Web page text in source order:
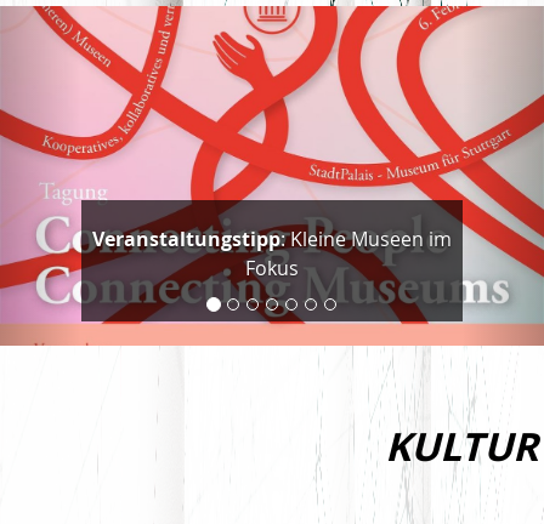
Veranstaltungstipp: Kleine Museen im
Fokus
Vorherige
KULTUR